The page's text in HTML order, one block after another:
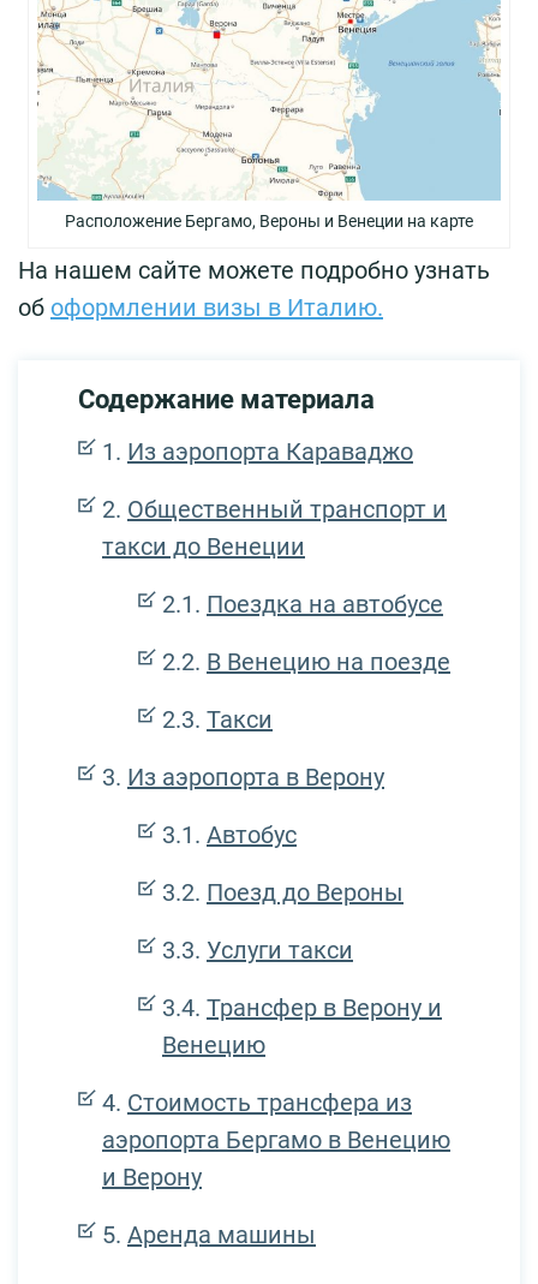
Расположение Бергамо, Вероны и Венеции на карте
На нашем сайте можете подробно узнать
об оформлении визы в Италию.
Содержание материала
Из аэропорта Караваджо
Общественный транспорт и
такси до Венеции
Поездка на автобусе
В Венецию на поезде
Такси
Из аэропорта в Верону
Автобус
Поезд до Вероны
Услуги такси
Трансфер в Верону и
Венецию
Стоимость трансфера из
аэропорта Бергамо в Венецию
и Верону
Аренда машины